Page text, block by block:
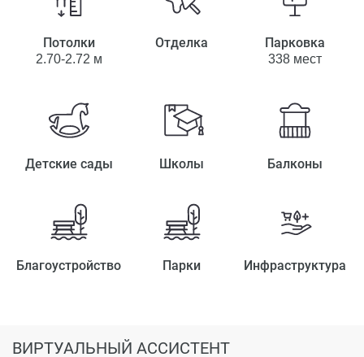
Потолки
2.70-2.72 м
Отделка Парковка
338 мест
Детские сады Школы Балконы
Благоустройство Парки Инфраструктура
ВИРТУАЛЬНЫЙ АССИСТЕНТ